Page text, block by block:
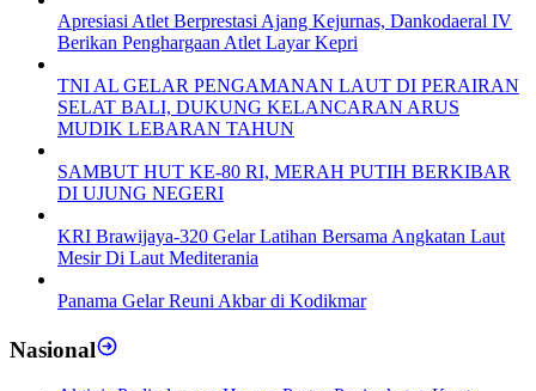
Apresiasi Atlet Berprestasi Ajang Kejurnas, Dankodaeral IV
Berikan Penghargaan Atlet Layar Kepri
TNI AL GELAR PENGAMANAN LAUT DI PERAIRAN
SELAT BALI, DUKUNG KELANCARAN ARUS
MUDIK LEBARAN TAHUN
SAMBUT HUT KE-80 RI, MERAH PUTIH BERKIBAR
DI UJUNG NEGERI
KRI Brawijaya-320 Gelar Latihan Bersama Angkatan Laut
Mesir Di Laut Mediterania
Panama Gelar Reuni Akbar di Kodikmar
Nasional